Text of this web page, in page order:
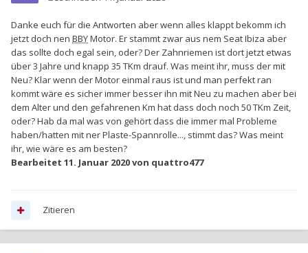
Danke euch für die Antworten aber wenn alles klappt bekomm ich
jetzt doch nen BBYMotor. Er stammt zwar aus nem Seat Ibiza aber
das sollte doch egal sein, oder? Der Zahnriemen ist dort jetzt etwas
über 3 Jahre und knapp 35 TKm drauf. Was meint ihr, muss der mit
Neu? Klar wenn der Motor einmal raus ist und man perfekt ran
kommt wäre es sicher immer besser ihn mit Neu zu machen aber bei
dem Alter und den gefahrenen Km hat dass doch noch 50 TKm Zeit,
oder? Hab da mal was von gehört dass die immer mal Probleme
haben/hatten mit ner Plaste-Spannrolle..., stimmt das? Was meint
ihr, wie wäre es am besten?
Bearbeitet 11. Januar 2020von quattro477
Zitieren